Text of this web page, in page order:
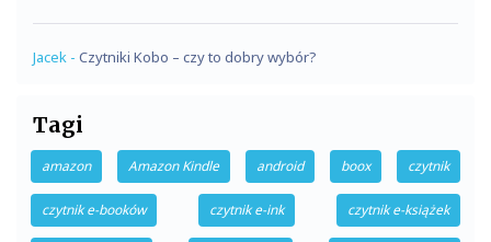
Jacek - Czytniki Kobo – czy to dobry wybór?
Tagi
amazon Amazon Kindle android boox czytnik
czytnik e-booków czytnik e-ink czytnik e-książek